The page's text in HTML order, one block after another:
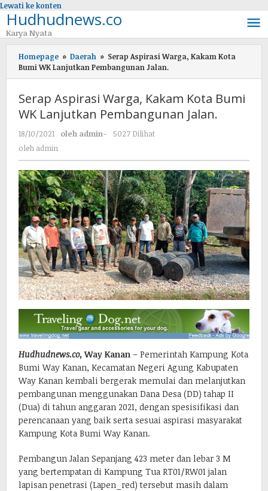
Lewati ke konten
Hudhudnews.co
Karya Nyata
Homepage » Daerah » Serap Aspirasi Warga, Kakam Kota
Bumi WK Lanjutkan Pembangunan Jalan.
Serap Aspirasi Warga, Kakam Kota Bumi
WK Lanjutkan Pembangunan Jalan.
18/10/2021 oleh admin-
5027 Dilihat
oleh admin
Hudhudnews.co,Way Kanan – Pemerintah Kampung Kota
Bumi Way Kanan, Kecamatan Negeri Agung Kabupaten
Way Kanan kembali bergerak memulai dan melanjutkan
pembangunan menggunakan Dana Desa (DD) tahap II
(Dua) di tahun anggaran 2021, dengan spesisifikasi dan
perencanaan yang baik serta sesuai aspirasi masyarakat
Kampung Kota Bumi Way Kanan.
Pembangun Jalan Sepanjang 423 meter dan lebar 3 M
yang bertempatan di Kampung Tua RT01/RW01 jalan
lapisan penetrasi (Lapen_red) tersebut masih dalam